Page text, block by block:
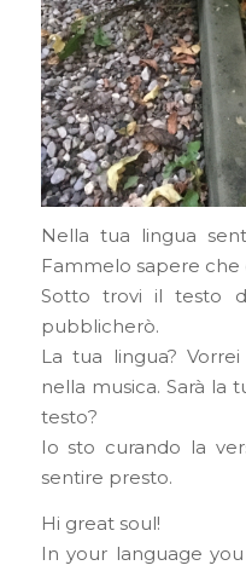
Nella tua lingua
Fammelo sapere che
Sotto trovi il testo
pubblicherò.
La tua lingua?
nella musica. Sarà la
testo?
Io sto curando la
sentire presto.
Hi great soul!
In your language